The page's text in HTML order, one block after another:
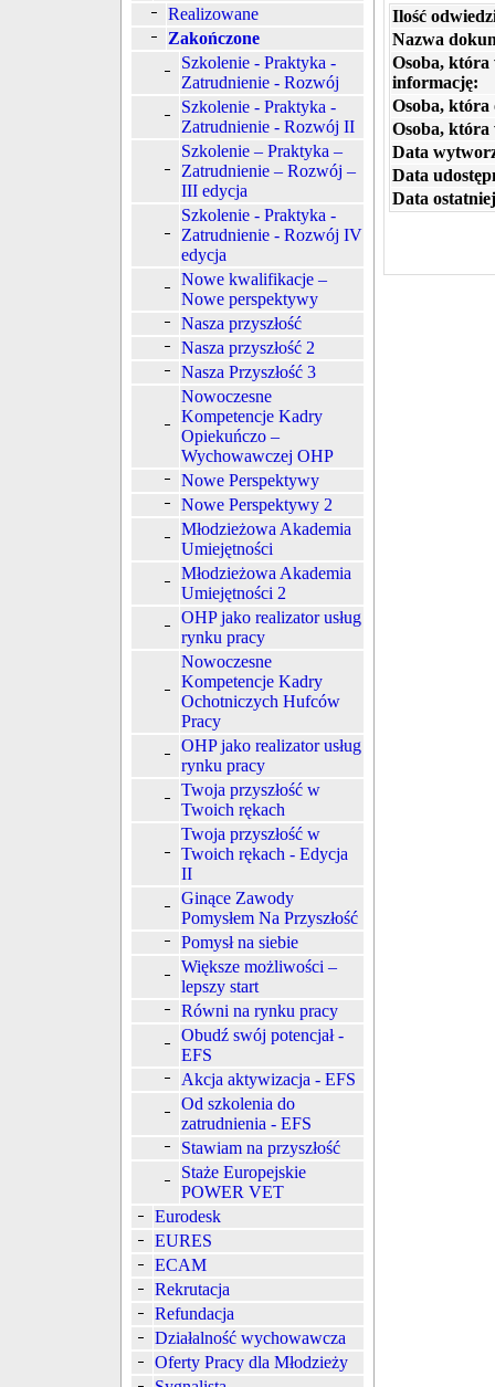
Realizowane
Zakończone
Szkolenie - Praktyka -
Zatrudnienie - Rozwój
Szkolenie - Praktyka -
Zatrudnienie - Rozwój II
Szkolenie – Praktyka –
Zatrudnienie – Rozwój –
III edycja
Szkolenie - Praktyka -
Zatrudnienie - Rozwój IV
edycja
Nowe kwalifikacje –
Nowe perspektywy
Nasza przyszłość
Nasza przyszłość 2
Nasza Przyszłość 3
Nowoczesne
Kompetencje Kadry
Opiekuńczo –
Wychowawczej OHP
Nowe Perspektywy
Nowe Perspektywy 2
Młodzieżowa Akademia
Umiejętności
Młodzieżowa Akademia
Umiejętności 2
OHP jako realizator usług
rynku pracy
Nowoczesne
Kompetencje Kadry
Ochotniczych Hufców
Pracy
OHP jako realizator usług
rynku pracy
Twoja przyszłość w
Twoich rękach
Twoja przyszłość w
Twoich rękach - Edycja
II
Ginące Zawody
Pomysłem Na Przyszłość
Pomysł na siebie
Większe możliwości –
lepszy start
Równi na rynku pracy
Obudź swój potencjał -
EFS
Akcja aktywizacja - EFS
Od szkolenia do
zatrudnienia - EFS
Stawiam na przyszłość
Staże Europejskie
POWER VET
Eurodesk
EURES
ECAM
Rekrutacja
Refundacja
Działalność wychowawcza
Oferty Pracy dla Młodzieży
Ilość
Nazwa
Osoba, która
informację:
Osoba, która
Osoba, która
Data
Data
Data